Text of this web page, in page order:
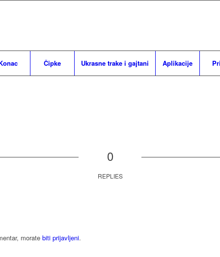
Čipke Ukrasne trake i gajtani Aplikacije
0
REPLIES
morate biti prijavljeni.